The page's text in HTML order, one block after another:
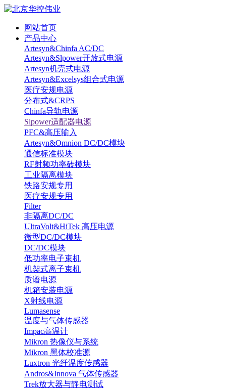
网站首页
产品中心
Artesyn&Chinfa AC/DC
Artesyn&Slpower开放式电源
Artesyn机壳式电源
Artesyn&Excelsys组合式电源
医疗安规电源
分布式&CRPS
Chinfa导轨电源
Slpower适配器电源
PFC&高压输入
Artesyn&Omnion DC/DC模块
通信标准模块
RF射频功率砖模块
工业隔离模块
铁路安规专用
医疗安规专用
Filter
非隔离DC/DC
UltraVolt&HiTek 高压电源
微型DC/DC模块
DC/DC模块
低功率电子束机
机架式离子束机
质谱电源
机箱安装电源
X射线电源
Lumasense
温度与气体传感器
Impac高温计
Mikron 热像仪与系统
Mikron 黑体校准源
Luxtron 光纤温度传感器
Andros&Innova 气体传感器
Trek放大器与静电测试